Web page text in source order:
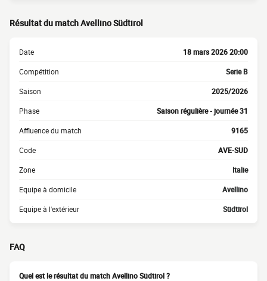
Résultat du match Avellino Südtirol
Date 18 mars 2026 20:00
Compétition Serie B
Saison 2025/2026
Phase Saison régulière - journée 31
Affluence du match 9165
Code AVE-SUD
Zone Italie
Equipe à domicile Avellino
Equipe à l'extérieur Südtirol
FAQ
Quel est le résultat du match Avellino Südtirol ?